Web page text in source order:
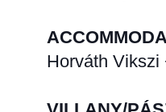
Horváth Vikszi